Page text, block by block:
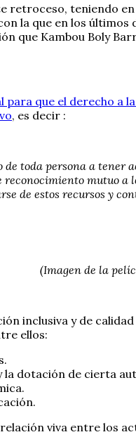
retroceso, teniendo
la que en los
que Kambou Boly
que el derecho a
, es decir :
de toda persona a
mutuo a
de estos recursos y
(Imagen de la
inclusiva y de
ellos:
dotación de cierta
viva entre los